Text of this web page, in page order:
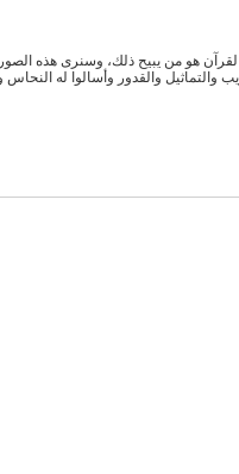
القرآن هو من يبيح ذلك، وسنرى هذه
والقدور وأسالوا له النحاس